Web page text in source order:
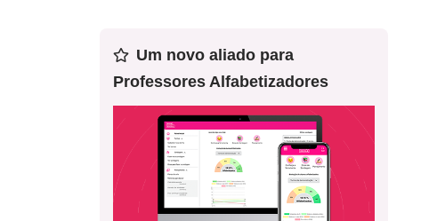
Um novo aliado para
Professores Alfabetizadores